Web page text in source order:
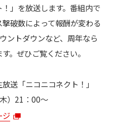
」を放送します。番組内で
破数によって報酬が変わる
ントダウンなど、周年なら
。ぜひご覧ください。
送「ニコニコネクト！」
）21：00～
ジ